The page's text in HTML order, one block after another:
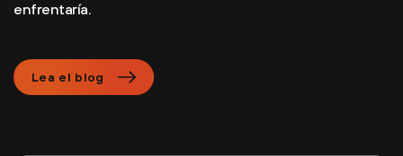
enfrentaría.
Lea el blog